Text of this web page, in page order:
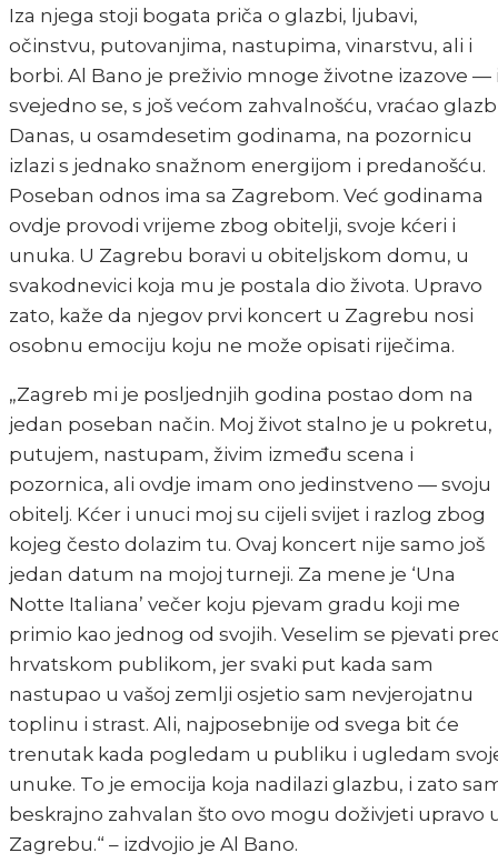
Iza njega stoji bogata priča o glazbi, ljubavi,
očinstvu, putovanjima, nastupima, vinarstvu, ali i
borbi. Al Bano je preživio mnoge životne izazove —
svejedno se, s još većom zahvalnošću, vraćao
Danas, u osamdesetim godinama, na pozornicu
izlazi s jednako snažnom energijom i predanošću.
Poseban odnos ima sa Zagrebom. Već godinama
ovdje provodi vrijeme zbog obitelji, svoje kćeri i
unuka. U Zagrebu boravi u obiteljskom domu, u
svakodnevici koja mu je postala dio života. Upravo
zato, kaže da njegov prvi koncert u Zagrebu nosi
osobnu emociju koju ne može opisati riječima.
„Zagreb mi je posljednjih godina postao dom na
jedan poseban način. Moj život stalno je u pokretu,
putujem, nastupam, živim između scena i
pozornica, ali ovdje imam ono jedinstveno — svoju
obitelj. Kćer i unuci moj su cijeli svijet i razlog zbog
kojeg često dolazim tu. Ovaj koncert nije samo još
jedan datum na mojoj turneji. Za mene je ‘Una
Notte Italiana’ večer koju pjevam gradu koji me
primio kao jednog od svojih. Veselim se pjevati
hrvatskom publikom, jer svaki put kada sam
nastupao u vašoj zemlji osjetio sam nevjerojatnu
toplinu i strast. Ali, najposebnije od svega bit će
trenutak kada pogledam u publiku i ugledam
unuke. To je emocija koja nadilazi glazbu, i zato
beskrajno zahvalan što ovo mogu doživjeti upravo
Zagrebu.“ – izdvojio je Al Bano.